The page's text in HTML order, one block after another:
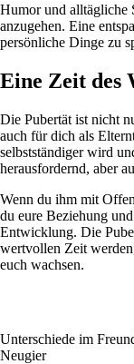
Humor und alltägliche
anzugehen. Eine
persönliche Dinge zu
Eine Zeit des
Die Pubertät ist nicht
auch für dich als
selbstständiger wird
herausfordernd, aber
Wenn du ihm mit
du eure Beziehung
Entwicklung. Die
wertvollen Zeit
euch wachsen.
Unterschiede im
Neugier